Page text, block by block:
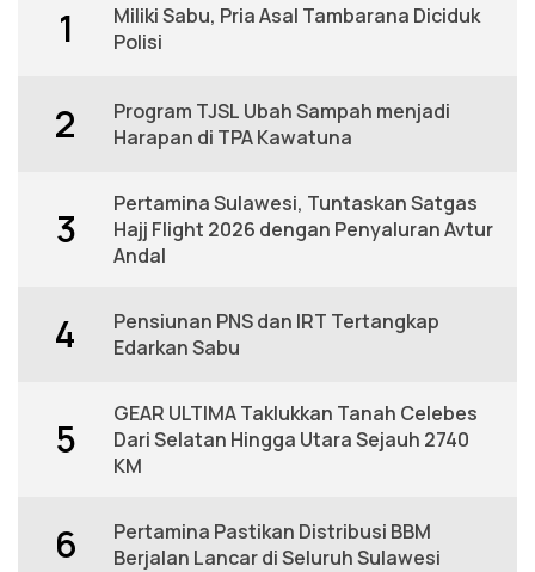
1
Miliki Sabu, Pria Asal Tambarana Diciduk
Polisi
2
Program TJSL Ubah Sampah menjadi
Harapan di TPA Kawatuna
3
Pertamina Sulawesi, Tuntaskan Satgas
Hajj Flight 2026 dengan Penyaluran Avtur
Andal
4
Pensiunan PNS dan IRT Tertangkap
Edarkan Sabu
5
GEAR ULTIMA Taklukkan Tanah Celebes
Dari Selatan Hingga Utara Sejauh 2740
KM
6
Pertamina Pastikan Distribusi BBM
Berjalan Lancar di Seluruh Sulawesi